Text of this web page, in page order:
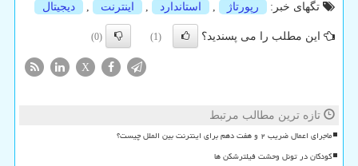
تگهای خبر:
رپورتاژ , استاندارد , اینترنت , دیجیتال
این مطلب را می پسندید؟ (1)
(0)
X
تازه ترین مطالب مرتبط
ماجرای اعمال ضریب ۲ و هفت دهم برای اینترنت بین الملل چیست؟
کودکان در تونل وحشت فیلترشکن ها